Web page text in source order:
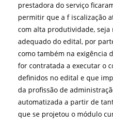
prestadora do serviço
permitir que a f iscalização
com alta produtividade,
adequado do edital, por
como também na exigência
for contratada a executar o
definidos no edital e que
da profissão de
automatizada a partir de
que se projetou o módulo